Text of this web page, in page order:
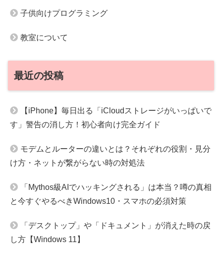
子供向けプログラミング
教室について
最近の投稿
【iPhone】毎日出る「iCloudストレージがいっぱいで
す」警告の消し方！初心者向け完全ガイド
モデムとルーターの違いとは？それぞれの役割・見分
け方・ネットが繋がらない時の対処法
「Mythos級AIでハッキングされる」は本当？噂の真相
と今すぐやるべきWindows10・スマホの必須対策
「デスクトップ」や「ドキュメント」が消えた時の戻
し方【Windows 11】